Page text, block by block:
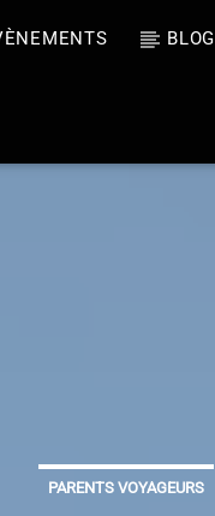
BLOG
PARENTS VOYAGEURS